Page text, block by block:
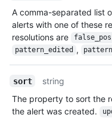
A comma-separated list
alerts with one of these
resolutions are
pattern_edited ,
sort
string
The property to sort the
the alert was created.